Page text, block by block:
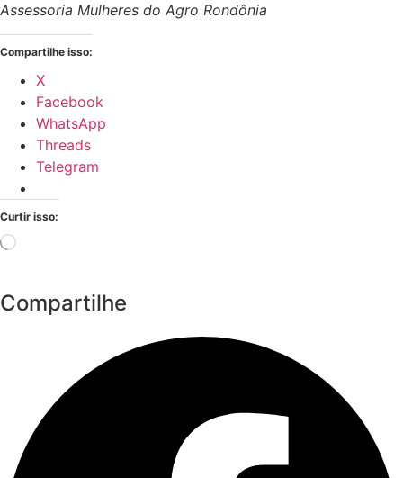
Assessoria Mulheres do Agro Rondônia
Compartilhe isso:
X
Facebook
WhatsApp
Threads
Telegram
Curtir isso:
Carregando...
Compartilhe